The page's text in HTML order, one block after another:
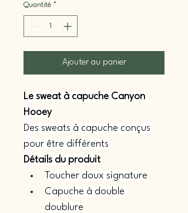
Quantité *
Ajouter au panier
Le sweat à capuche Canyon
Hooey
Des sweats à capuche conçus
pour être différents
Détails du produit
Toucher doux signature
Capuche à double
doublure